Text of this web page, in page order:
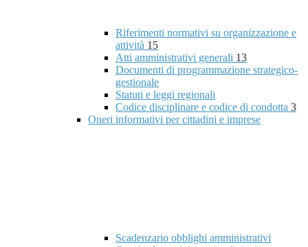
Riferimenti normativi su organizzazione e
attività 15
Atti amministrativi generali 13
Documenti di programmazione strategico-
gestionale
Statuti e leggi regionali
Codice disciplinare e codice di condotta 3
Oneri informativi per cittadini e imprese
Scadenzario obblighi amministrativi